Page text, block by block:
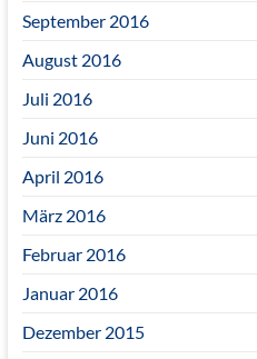
September 2016
August 2016
Juli 2016
Juni 2016
April 2016
März 2016
Februar 2016
Januar 2016
Dezember 2015